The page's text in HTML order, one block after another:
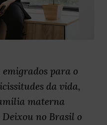
emigrados para o
da vida,
materna
no Brasil o